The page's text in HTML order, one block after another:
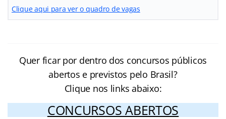
Clique aqui para ver o quadro de vagas
Quer ficar por dentro dos concursos públicos
abertos e previstos pelo Brasil?
Clique nos links abaixo:
CONCURSOS ABERTOS